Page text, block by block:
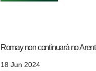
Romay non continuará no
18 Jun 2024